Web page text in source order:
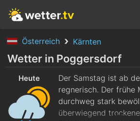
Österreich Kärnten
Heute
8. Aug.
Morgen
9. Aug.
Montag
10. Aug.
Wetter in Poggersdorf
Heute
Der Samstag ist ab
regnerisch. Der frühe
durchweg stark
überwiegend